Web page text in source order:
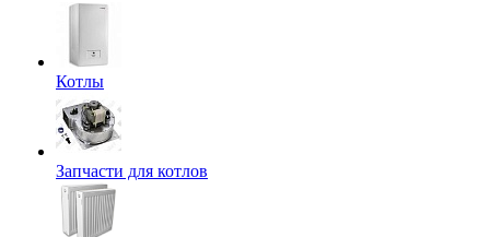
Котлы
Запчасти для котлов